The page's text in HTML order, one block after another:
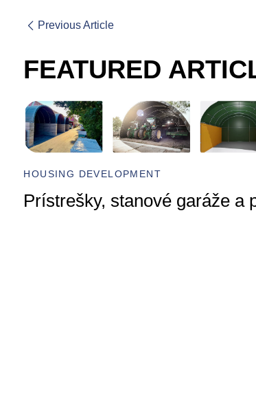
Previous Article
FEATURED
HOUSING DEVELOPMENT
Prístrešky, stanové garáže a